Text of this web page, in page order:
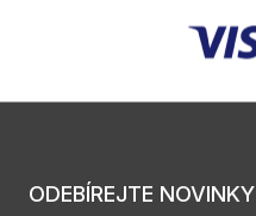
ODEBÍREJTE NOVINKY